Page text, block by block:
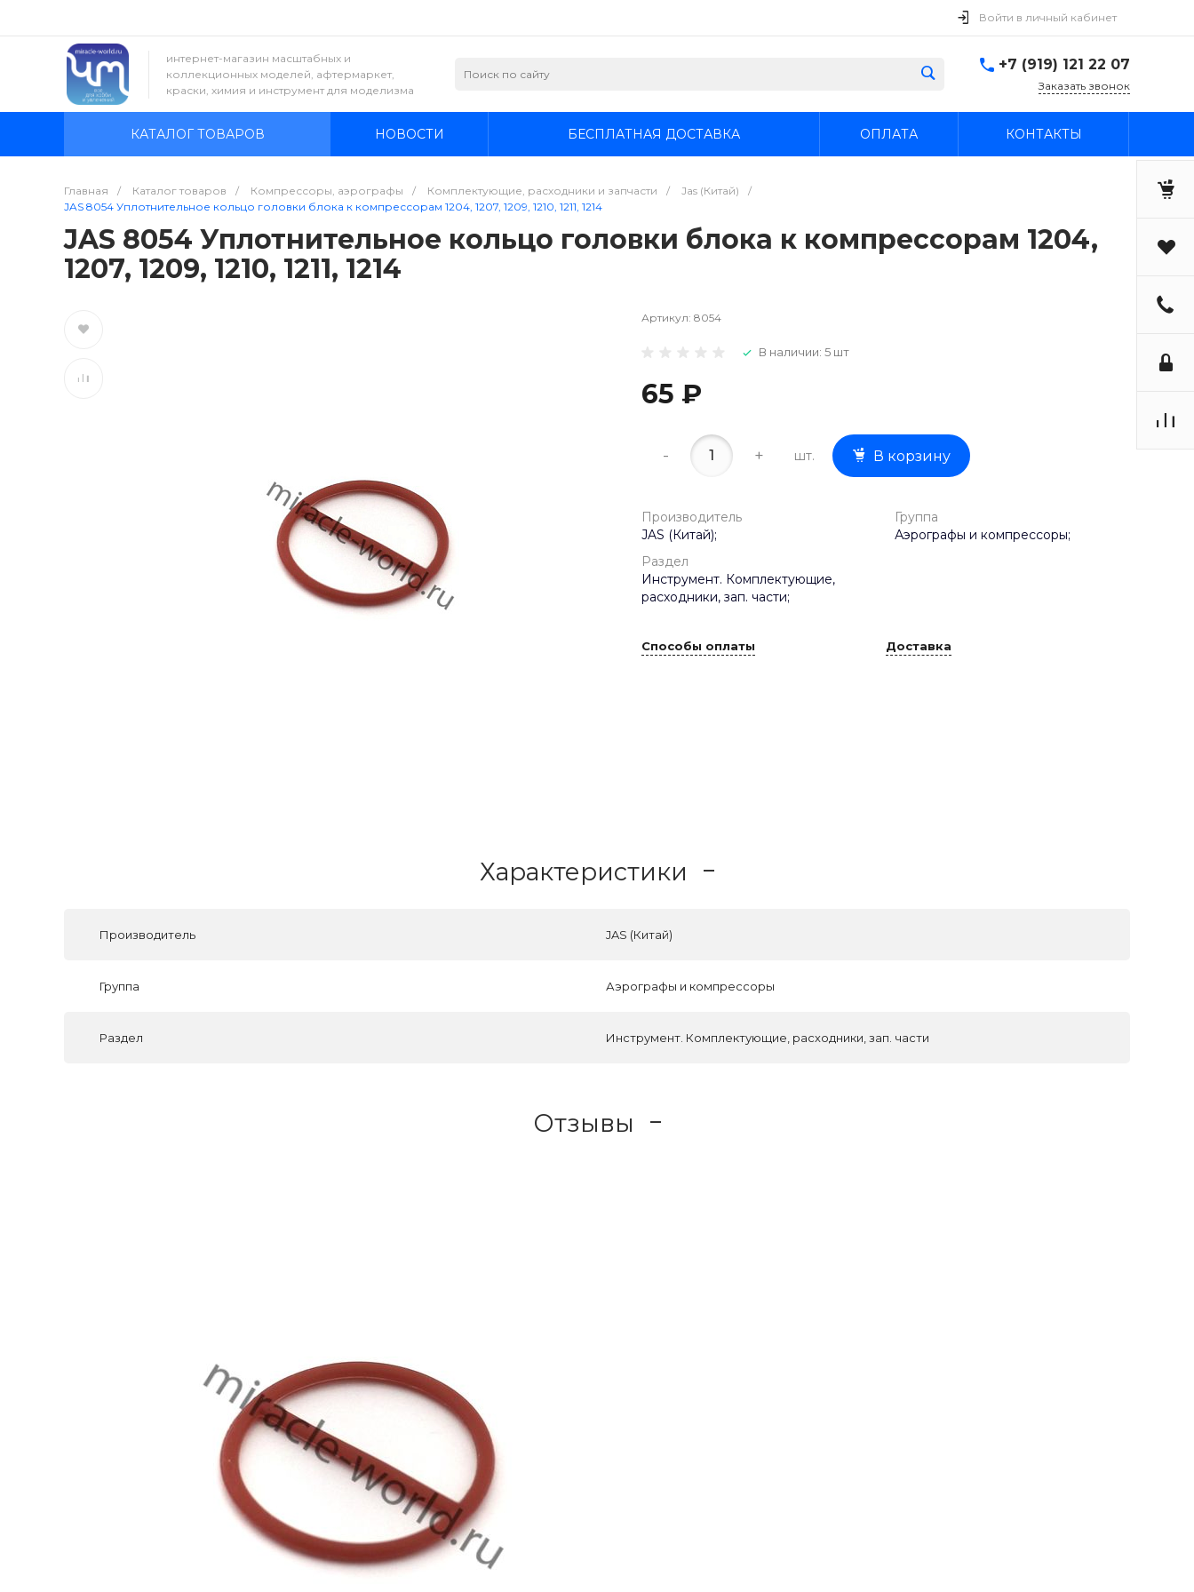
Войти в личный кабинет
интернет-магазин масштабных и
коллекционных моделей, афтермаркет,
краски, химия и инструмент для моделизма
+7 (919) 121 22 07
Заказать звонок
КАТАЛОГ ТОВАРОВ НОВОСТИ БЕСПЛАТНАЯ ДОСТАВКА ОПЛАТА КОНТАКТЫ
Главная / Каталог товаров / Компрессоры, аэрографы / Комплектующие, расходники и запчасти / Jas (Китай)
/
JAS 8054 Уплотнительное кольцо головки блока к компрессорам 1204, 1207, 1209, 1210, 1211, 1214
JAS 8054 Уплотнительное кольцо головки блока к компрессорам 1204,
1207, 1209, 1210, 1211, 1214
Артикул: 8054
В наличии: 5 шт
65 ₽
- + шт. В корзину
Производитель
JAS (Китай);
Группа
Аэрографы и компрессоры;
Раздел
Инструмент. Комплектующие,
расходники, зап. части;
Способы оплаты Доставка
Характеристики
Производитель JAS (Китай)
Группа Аэрографы и компрессоры
Раздел Инструмент. Комплектующие, расходники, зап. части
Отзывы